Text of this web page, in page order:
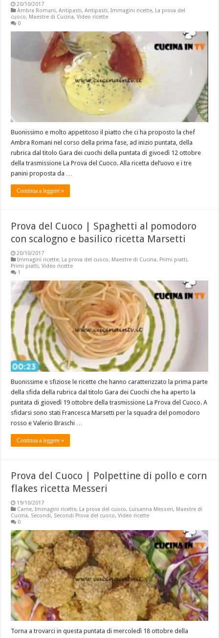
20/10/2017
Ambra Romani,Antipasti,Antipasti,Immagini ricette, La prova del
cuoco, Maestre di Cucina,Video ricette
0
Buonissimo e molto appetitoso il piatto che ci ha proposto la chef
Ambra Romani nel corso della prima fase, ad inizio puntata, della
rubrica dal titolo Gara dei cuochi della puntata di givoedì 12 ottobre
della trasmissione La Prova del Cuoco. Alla ricetta del’uovo e i tre
panini proposta da …
Continua a leggere »
Prova del Cuoco | Spaghetti al pomodoro
con scalogno e basilico ricetta Marsetti
20/10/2017
Immagini ricette, La prova del cuoco, Maestre di Cucina, Primi piatti,
Primi piatti,Video ricette
1
Buonissime e sfiziose le ricette che hanno caratterizzato la prima parte
della sfida della rubrica dal titolo Gara dei Cuochi che ha aperto la
puntata di giovedì 19 ottobre della trasmissione La Prova del Cuoco. A
sfidarsi sono stati Francesca Marsetti per la squadra del pomodoro
rosso e Valerio Braschi …
Continua a leggere »
Prova del Cuoco | Polpettine di pollo e corn
flakes ricetta Messeri
19/10/2017
Carne,Immagini ricette, La prova del cuoco, Luisanna Messeri, Maestre di
Cucina, Secondi, Secondi Prova del cuoco,Video ricette
0
Torna a trovarci in questa puntata di mercoledì 18 ottobre della